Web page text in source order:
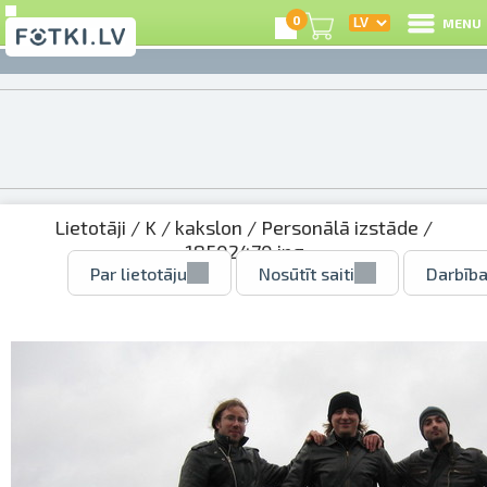
0 MENU
Lietotāji / K / kakslon / Personālā izstāde /
18502470.jpg
Par lietotāju Nosūtīt saiti